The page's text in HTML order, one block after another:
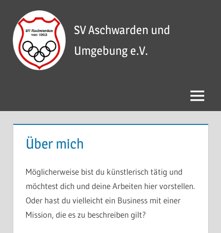
Inhalt
springen
SV Aschwarden und
Umgebung e.V.
Menü
Über mich
Möglicherweise bist du künstlerisch tätig und
möchtest dich und deine Arbeiten hier vorstellen.
Oder hast du vielleicht ein Business mit einer
Mission, die es zu beschreiben gilt?